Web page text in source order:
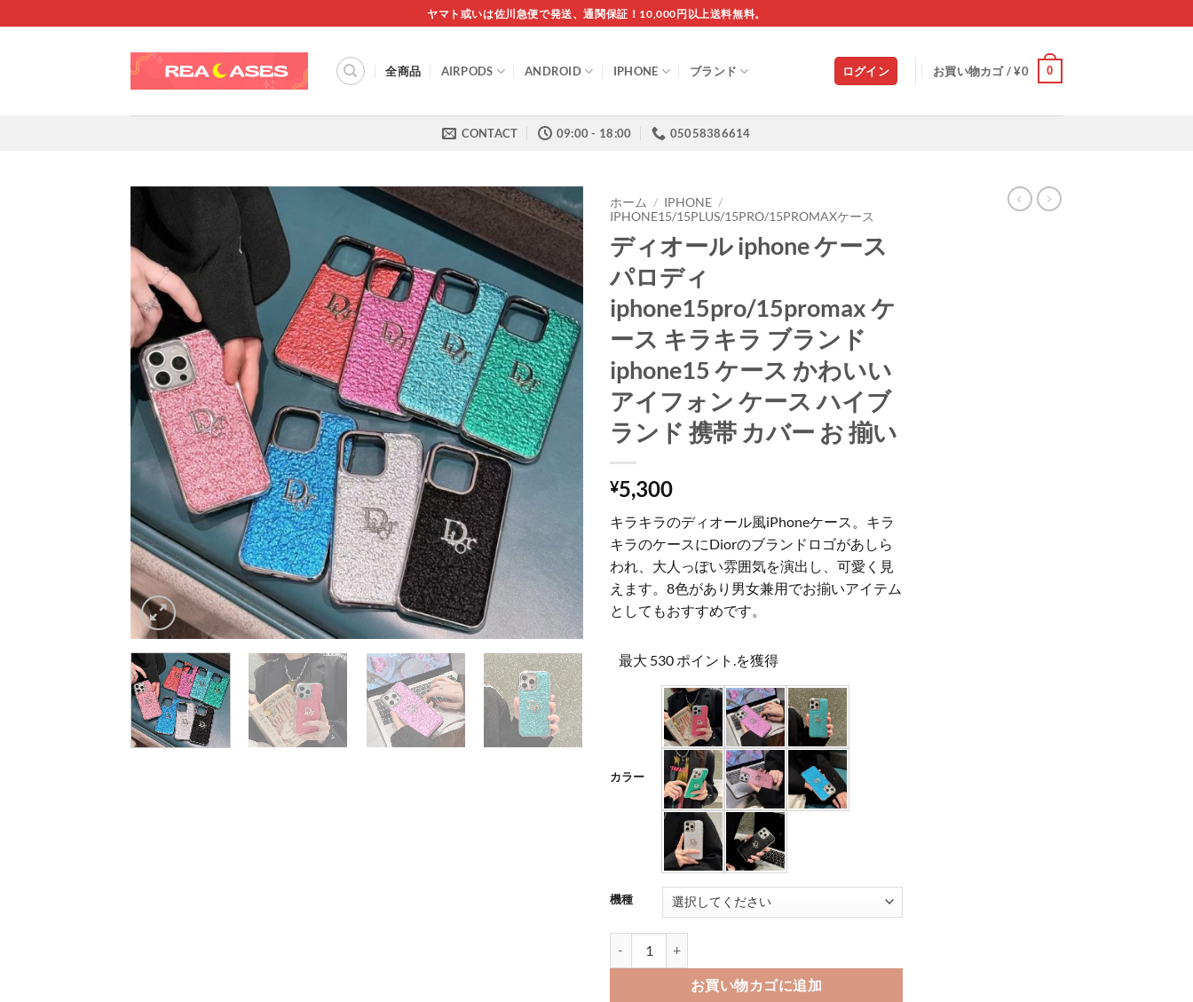
to
ヤマト或いは佐川急便で発送、通関保証！10,000円以上送料無料。
全商品 AIRPODS ANDROID IPHONE ブランド ログイン お買い物カゴ /¥0 0
CONTACT 09:00 - 18:00 05058386614
ホーム / IPHONE /
IPHONE15/15PLUS/15PRO/15PROMAXケース
ディオール iphone ケース
パロディ
iphone15pro/15promax ケ
ース キラキラ ブランド
iphone15 ケース かわいい
アイフォン ケース ハイブ
ランド 携帯 カバー お 揃い
¥5,300
キラキラのディオール風iPhoneケース。キラ
キラのケースにDiorのブランドロゴがあしら
われ、大人っぽい雰囲気を演出し、可愛く見
えます。8色があり男女兼用でお揃いアイテム
としてもおすすめです。
最大 530 ポイント.を獲得
カラー
機種
お買い物カゴに追加